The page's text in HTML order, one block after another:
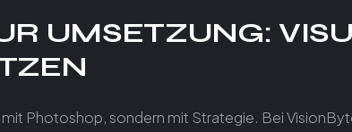
UMSETZUNG:
Photoshop, sondern mit Strategie. Bei